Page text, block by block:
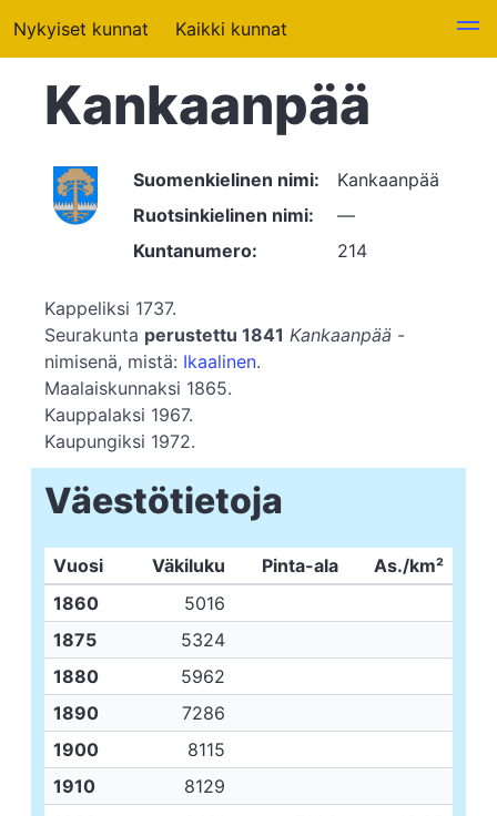
Nykyiset kunnat Kaikki kunnat
Kankaanpää
Suomenkielinen nimi:
Kankaanpää
Ruotsinkielinen nimi:
—
Kuntanumero:
214
Kappeliksi 1737.
Seurakunta perustettu 1841 Kankaanpää -
nimisenä, mistä: Ikaalinen.
Maalaiskunnaksi 1865.
Kauppalaksi 1967.
Kaupungiksi 1972.
Väestötietoja
Vuosi Väkiluku Pinta-ala
As./km²
1860
5016
1875
5324
1880
5962
1890
7286
1900
8115
1910
8129